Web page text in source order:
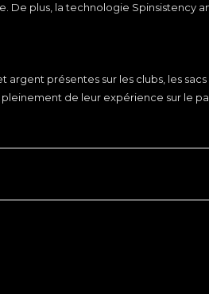
De plus, la technologie Spinsistency
présentes sur les clubs, les
de leur expérience sur le